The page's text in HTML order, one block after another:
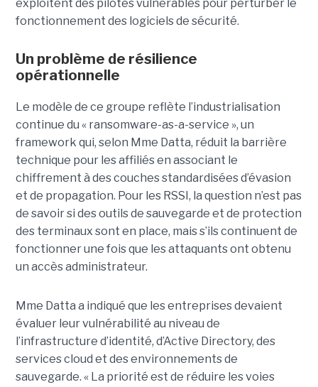
exploitent des pilotes vulnérables pour perturber le
fonctionnement des logiciels de sécurité.
Un problème de résilience
opérationnelle
Le modèle de ce groupe reflète l’industrialisation
continue du « ransomware-as-a-service », un
framework qui, selon Mme Datta, réduit la barrière
technique pour les affiliés en associant le
chiffrement à des couches standardisées d’évasion
et de propagation. Pour les RSSI, la question n’est pas
de savoir si des outils de sauvegarde et de protection
des terminaux sont en place, mais s’ils continuent de
fonctionner une fois que les attaquants ont obtenu
un accès administrateur.
Mme Datta a indiqué que les entreprises devaient
évaluer leur vulnérabilité au niveau de
l’infrastructure d’identité, d’Active Directory, des
services cloud et des environnements de
sauvegarde. « La priorité est de réduire les voies